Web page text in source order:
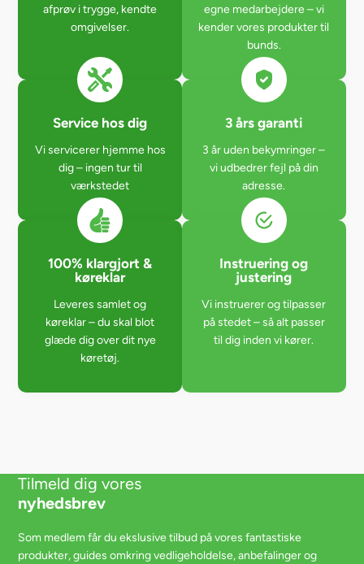
afprøv i trygge, kendte
omgivelser.
egne medarbejdere – vi
kender vores produkter til
bunds.
Service hos dig
Vi servicerer hjemme hos
dig – ingen tur til
værkstedet
3 års garanti
3 år uden bekymringer –
vi udbedrer fejl på din
adresse.
100% klargjort &
køreklar
Leveres samlet og
køreklar – du skal blot
glæde dig over dit nye
køretøj.
Instruering og
justering
Vi instruerer og tilpasser
på stedet – så alt passer
til dig inden vi kører.
Tilmeld dig vores
nyhedsbrev
Som medlem får du ekslusive tilbud på vores fantastiske
produkter, guides omkring vedligeholdelse, anbefalinger og